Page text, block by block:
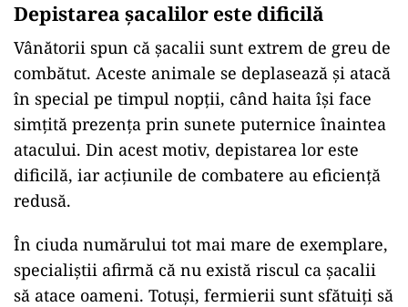
Depistarea șacalilor este dificilă
Vânătorii spun că șacalii sunt extrem de greu de
combătut. Aceste animale se deplasează și atacă
în special pe timpul nopții, când haita își face
simțită prezența prin sunete puternice înaintea
atacului. Din acest motiv, depistarea lor este
dificilă, iar acțiunile de combatere au eficiență
redusă.
În ciuda numărului tot mai mare de exemplare,
specialiștii afirmă că nu există riscul ca șacalii
să atace oameni. Totuși, fermierii sunt sfătuiți să